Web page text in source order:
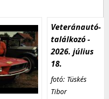
Veteránautó-
találkozó -
2026. július
18.
fotó: Tüskés
Tibor